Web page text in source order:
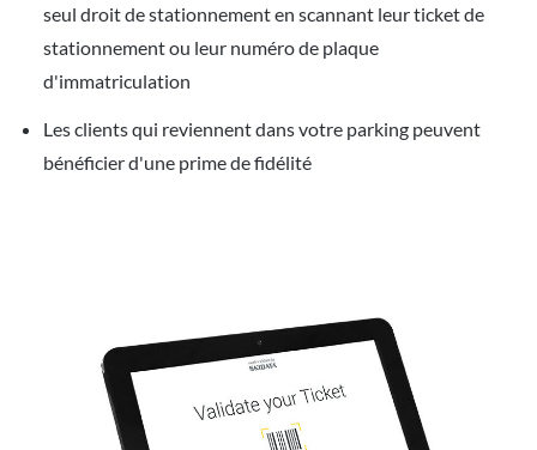
seul droit de stationnement en scannant leur ticket de
stationnement ou leur numéro de plaque
d'immatriculation
Les clients qui reviennent dans votre parking peuvent
bénéficier d'une prime de fidélité